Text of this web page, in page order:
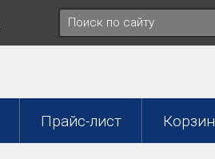
Прайс-лист